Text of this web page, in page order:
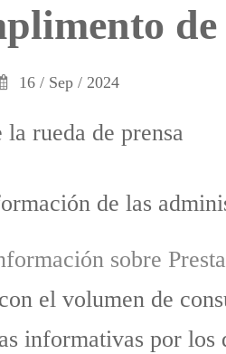
de
16 / Sep / 2024
de las
sobre
el volumen de
informativas por